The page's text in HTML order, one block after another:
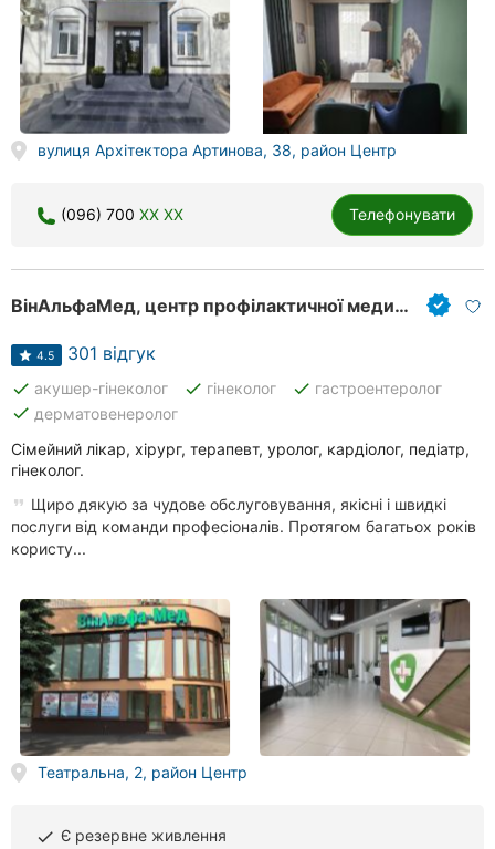
Львів
Кривий
Ріг
Миколаїв
Чернігів
Черкаси
Чернівці
Суми
Франківськ
Луцьк
Ужгород
Карпати
вулиця Архітектора Артинова, 38, район Центр
(096) 700 XX XX Телефонувати
ВінАльфаМед, центр профілактичної медицини
4.5 301 відгук
done акушер-гінеколог done гінеколог done гастроентеролог
done дерматовенеролог
Сімейний лікар, хірург, терапевт, уролог, кардіолог, педіатр,
гінеколог.
Щиро дякую за чудове обслуговування, якісні і швидкі
послуги від команди професіоналів. Протягом багатьох років
користу...
Театральна, 2, район Центр
done Є резервне живлення